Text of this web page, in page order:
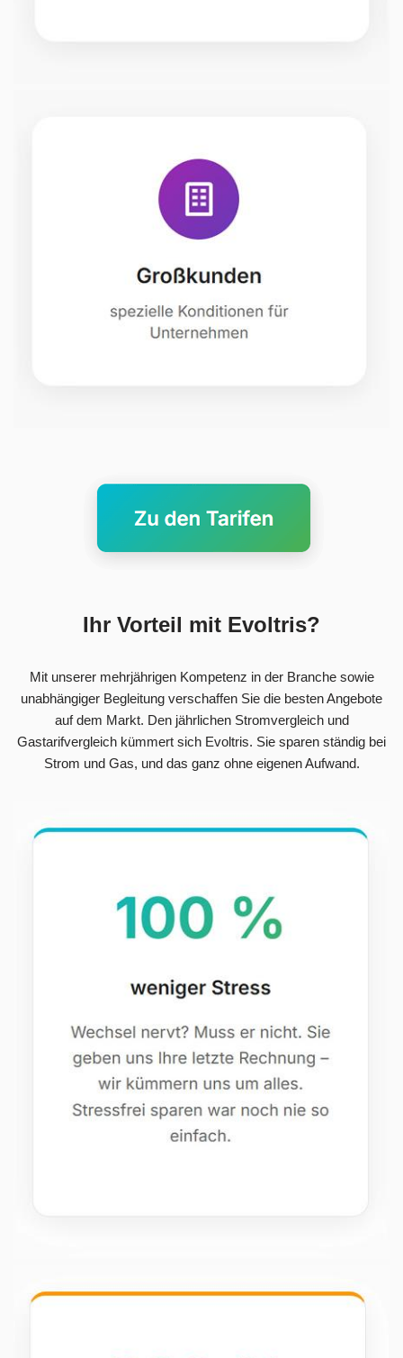
Ihr Vorteil mit Evoltris?
Mit unserer mehrjährigen Kompetenz in der Branche sowie
unabhängiger Begleitung verschaffen Sie die besten Angebote
auf dem Markt. Den jährlichen Stromvergleich und
Gastarifvergleich kümmert sich Evoltris. Sie sparen ständig bei
Strom und Gas, und das ganz ohne eigenen Aufwand.